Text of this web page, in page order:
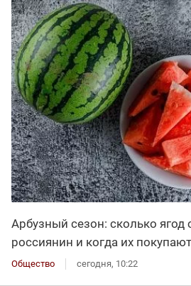
Арбузный сезон: сколько ягод
россиянин и когда их покупают
Общество сегодня, 10:22